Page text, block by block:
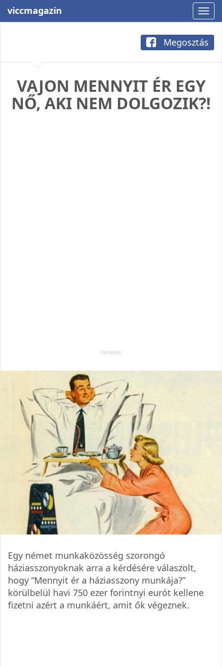
viccmagazin
Megosztás
VAJON MENNYIT ÉR EGY
NŐ, AKI NEM DOLGOZIK?!
Egy német munkaközösség szorongó
háziasszonyoknak arra a kérdésére válaszolt,
hogy “Mennyit ér a háziasszony munkája?”
körülbelül havi 750 ezer forintnyi eurót kellene
fizetni azért a munkáért, amit ők végeznek.